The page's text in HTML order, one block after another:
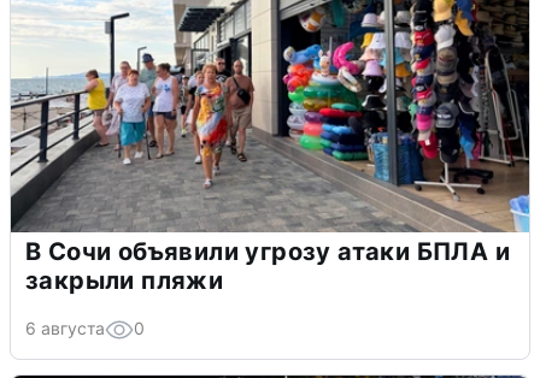
В Сочи объявили угрозу атаки БПЛА и
закрыли пляжи
6 августа 0